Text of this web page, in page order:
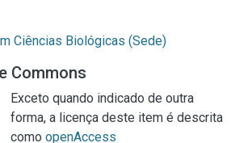
Ciências Biológicas (Sede)
Commons
Exceto quando indicado de outra
forma, a licença deste item é descrita
como openAccess